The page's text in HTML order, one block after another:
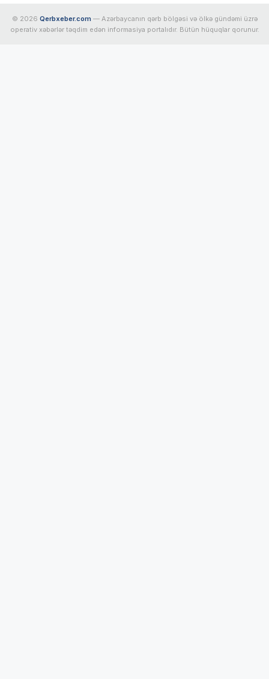
© 2026 Qerbxeber.com — Azərbaycanın qərb bölgəsi və ölkə gündəmi üzrə
operativ xəbərlər təqdim edən informasiya portalıdır. Bütün hüquqlar qorunur.